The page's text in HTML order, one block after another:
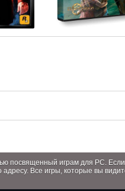
посвященный играм для PC.
Все игры, которые вы